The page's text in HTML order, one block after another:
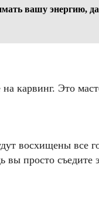
вашу энергию,
карвинг. Это
восхищены все
просто съедите